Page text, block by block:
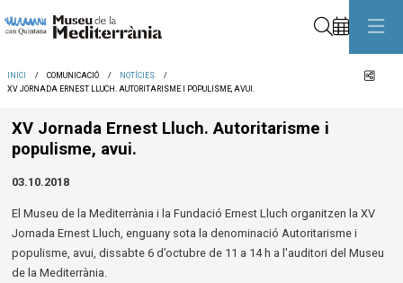
INICI COMUNICACIÓ
NOTÍCIES
XV JORNADA ERNEST LLUCH. AUTORITARISME I POPULISME, AVUI.
XV Jornada Ernest Lluch. Autoritarisme i
populisme, avui.
03.10.2018
El Museu de la Mediterrània i la Fundació Ernest Lluch organitzen la XV
Jornada Ernest Lluch, enguany sota la denominació Autoritarisme i
populisme, avui, dissabte 6 d’octubre de 11 a 14 h a l'auditori del Museu
de la Mediterrània.